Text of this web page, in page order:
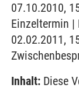
07.10.2010,
Einzeltermin |
02.02.2011,
Inhalt: Diese